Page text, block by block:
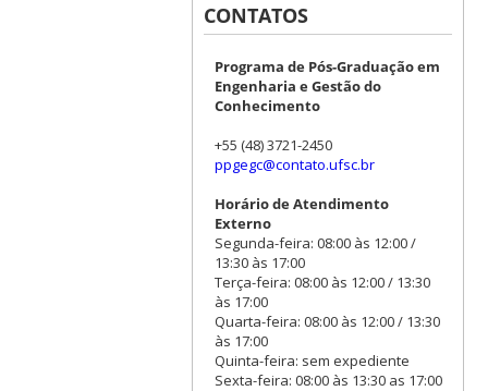
CONTATOS
Programa de Pós-Graduação em
Engenharia e Gestão do
Conhecimento
+55 (48) 3721-2450
ppgegc@contato.ufsc.br
Horário de Atendimento
Externo
Segunda-feira: 08:00 às 12:00 /
13:30 às 17:00
Terça-feira: 08:00 às 12:00 / 13:30
às 17:00
Quarta-feira: 08:00 às 12:00 / 13:30
às 17:00
Quinta-feira: sem expediente
Sexta-feira: 08:00 às 13:30 as 17:00